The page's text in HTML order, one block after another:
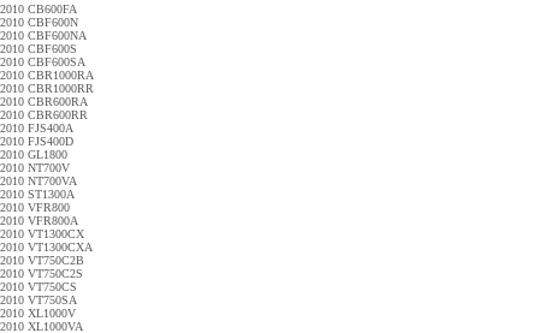
2010 CB600FA
2010 CBF600N
2010 CBF600NA
2010 CBF600S
2010 CBF600SA
2010 CBR1000RA
2010 CBR1000RR
2010 CBR600RA
2010 CBR600RR
2010 FJS400A
2010 FJS400D
2010 GL1800
2010 NT700V
2010 NT700VA
2010 ST1300A
2010 VFR800
2010 VFR800A
2010 VT1300CX
2010 VT1300CXA
2010 VT750C2B
2010 VT750C2S
2010 VT750CS
2010 VT750SA
2010 XL1000V
2010 XL1000VA